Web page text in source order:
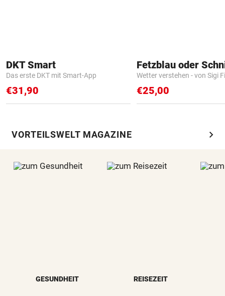
DKT Smart
Das erste DKT mit Smart-App
€31,90
Fetzblau oder
Wetter verstehen - von Sigi
€25,00
VORTEILSWELT MAGAZINE chevron_right
GESUNDHEIT REISEZEIT